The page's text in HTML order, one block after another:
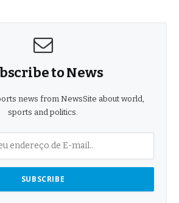
to News
news from NewsSite about world,
sports and politics.